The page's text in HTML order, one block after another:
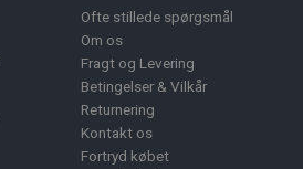
Ofte stillede spørgsmål
Om os
Fragt og Levering
Betingelser & Vilkår
Returnering
Kontakt os
Fortryd købet